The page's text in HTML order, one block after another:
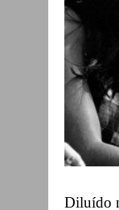
Diluído